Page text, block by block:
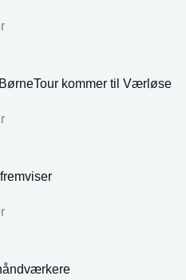
kommer til Værløse